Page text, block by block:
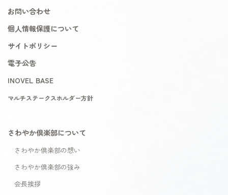
お問い合わせ
個人情報保護について
サイトポリシー
電子公告
INOVEL BASE
マルチステークスホルダー方針
さわやか倶楽部について
さわやか倶楽部の想い
さわやか倶楽部の強み
会長挨拶